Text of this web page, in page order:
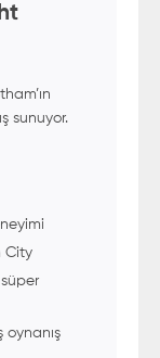
sunuyor.
City
oynanış